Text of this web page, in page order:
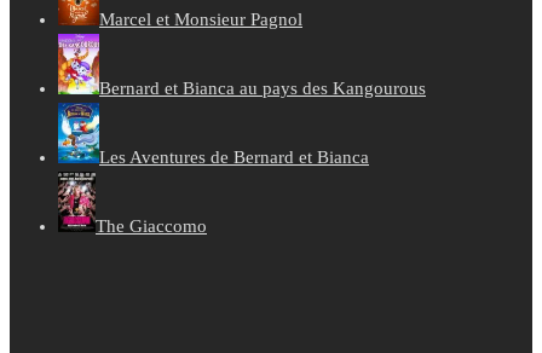
Marcel et Monsieur Pagnol
Bernard et Bianca au pays des Kangourous
Les Aventures de Bernard et Bianca
The Giaccomo